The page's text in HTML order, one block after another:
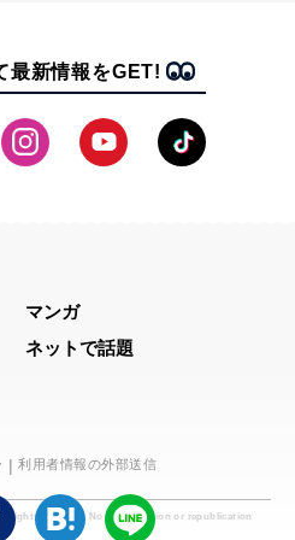
最新情報をGET!
rights reserved. No reproduction or republication
マンガ
ネットで話題
利用者情報の外部送信